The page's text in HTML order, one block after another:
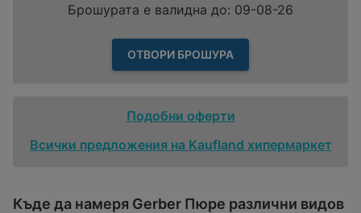
Брошурата е валидна до: 09-08-26
ОТВОРИ БРОШУРА
Подобни оферти
Всички предложения на Kaufland хипермаркет
Къде да намеря Gerber Пюре различни видов